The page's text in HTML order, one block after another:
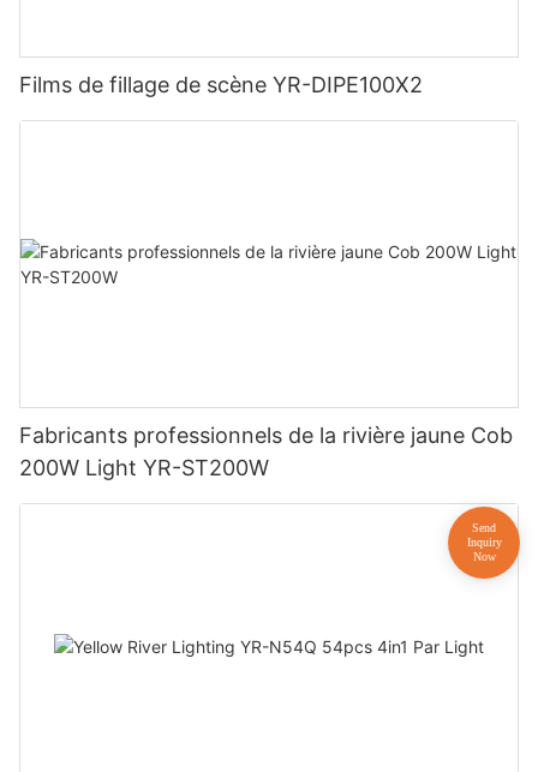
Films de fillage de scène YR-DIPE100X2
Fabricants professionnels de la rivière jaune Cob
200W Light YR-ST200W